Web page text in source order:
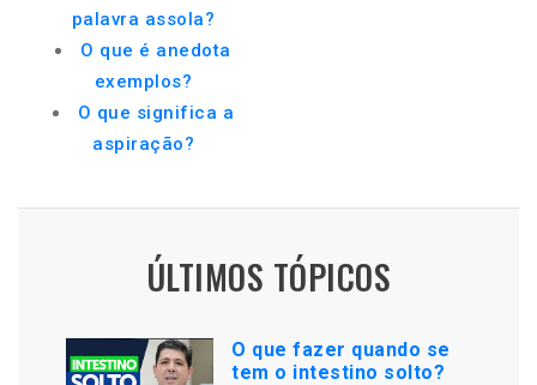
palavra assola?
O que é anedota
exemplos?
O que significa a
aspiração?
ÚLTIMOS TÓPICOS
O que fazer quando se
tem o intestino solto?